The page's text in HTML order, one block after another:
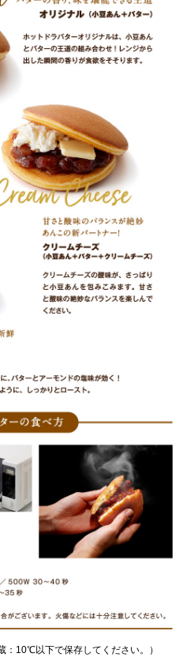
：10℃以下で保存してください。）